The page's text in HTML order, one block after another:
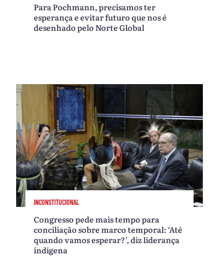
Para Pochmann, precisamos ter
esperança e evitar futuro que nos é
desenhado pelo Norte Global
INCONSTITUCIONAL
Congresso pede mais tempo para
conciliação sobre marco temporal: ‘Até
quando vamos esperar?’, diz liderança
indígena